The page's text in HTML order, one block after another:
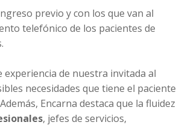
previo y con los que van al
telefónico de los pacientes de
de nuestra invitada al
necesidades que tiene el paciente
Encarna destaca que la fluidez
, jefes de servicios,